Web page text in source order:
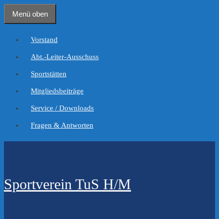
Inhalt
Menü oben
Vorstand
Abt.-Leiter-Ausschuss
Sportstätten
Mitgliedsbeiträge
Service / Downloads
Fragen & Antworten
Sportverein TuS H/M